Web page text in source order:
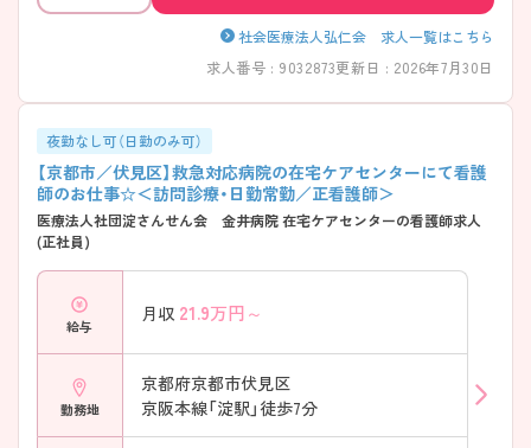
社会医療法人弘仁会 求人一覧はこちら
求人番号 : 9032873更新日 : 2026年7月30日
夜勤なし可（日勤のみ可）
【京都市／伏見区】救急対応病院の在宅ケアセンターにて看護
師のお仕事☆＜訪問診療・日勤常勤／正看護師＞
医療法人社団淀さんせん会 金井病院 在宅ケアセンターの看護師求人
(正社員)
給与
月収 21.9万円～
勤務地
京都府京都市伏見区
京阪本線「淀駅」徒歩7分